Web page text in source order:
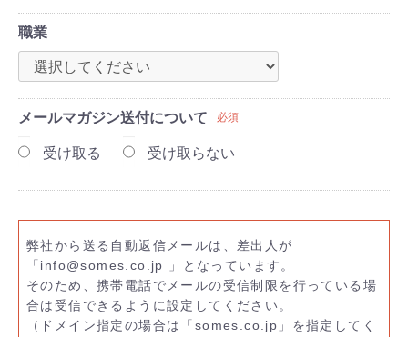
職業
メールマガジン送付について 必須
受け取る 受け取らない
弊社から送る自動返信メールは、差出人が
「info@somes.co.jp 」となっています。
そのため、携帯電話でメールの受信制限を行っている場
合は受信できるように設定してください。
（ドメイン指定の場合は「somes.co.jp」を指定してく